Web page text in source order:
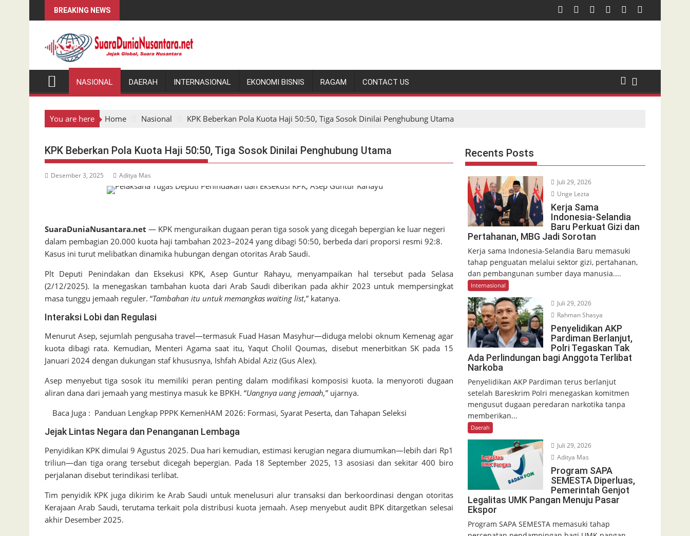
to
BREAKING NEWS
NASIONAL DAERAH INTERNASIONAL EKONOMI BISNIS RAGAM CONTACT US
You are here Home Nasional KPK Beberkan Pola Kuota Haji 50:50, Tiga Sosok Dinilai Penghubung Utama
KPK Beberkan Pola Kuota Haji 50:50, Tiga Sosok Dinilai Penghubung Utama
Desember 3, 2025 Aditya Mas
SuaraDuniaNusantara.net — KPK menguraikan dugaan peran tiga sosok yang dicegah bepergian ke luar negeri
dalam pembagian 20.000 kuota haji tambahan 2023–2024 yang dibagi 50:50, berbeda dari proporsi resmi 92:8.
Kasus ini turut melibatkan dinamika hubungan dengan otoritas Arab Saudi.
Plt Deputi Penindakan dan Eksekusi KPK, Asep Guntur Rahayu, menyampaikan hal tersebut pada Selasa
(2/12/2025). Ia menegaskan tambahan kuota dari Arab Saudi diberikan pada akhir 2023 untuk mempersingkat
masa tunggu jemaah reguler. “Tambahan itu untuk memangkas waiting list,” katanya.
Interaksi Lobi dan Regulasi
Menurut Asep, sejumlah pengusaha travel—termasuk Fuad Hasan Masyhur—diduga melobi oknum Kemenag agar
kuota dibagi rata. Kemudian, Menteri Agama saat itu, Yaqut Cholil Qoumas, disebut menerbitkan SK pada 15
Januari 2024 dengan dukungan staf khususnya, Ishfah Abidal Aziz (Gus Alex).
Asep menyebut tiga sosok itu memiliki peran penting dalam modifikasi komposisi kuota. Ia menyoroti dugaan
aliran dana dari jemaah yang mestinya masuk ke BPKH. “Uangnya uang jemaah,” ujarnya.
Baca Juga : Panduan Lengkap PPPK KemenHAM 2026: Formasi, Syarat Peserta, dan Tahapan Seleksi
Jejak Lintas Negara dan Penanganan Lembaga
Penyidikan KPK dimulai 9 Agustus 2025. Dua hari kemudian, estimasi kerugian negara diumumkan—lebih dari Rp1
triliun—dan tiga orang tersebut dicegah bepergian. Pada 18 September 2025, 13 asosiasi dan sekitar 400 biro
perjalanan disebut terindikasi terlibat.
Tim penyidik KPK juga dikirim ke Arab Saudi untuk menelusuri alur transaksi dan berkoordinasi dengan otoritas
Kerajaan Arab Saudi, terutama terkait pola distribusi kuota jemaah. Asep menyebut audit BPK ditargetkan selesai
akhir Desember 2025.
Recents Posts
Juli 29, 2026
Unge Lezta
Kerja Sama
Indonesia-Selandia
Baru Perkuat Gizi dan
Pertahanan, MBG Jadi Sorotan
Kerja sama Indonesia-Selandia Baru memasuki
tahap penguatan melalui sektor gizi, pertahanan,
dan pembangunan sumber daya manusia....
Internasional
Juli 29, 2026
Rahman Shasya
Penyelidikan AKP
Pardiman Berlanjut,
Polri Tegaskan Tak
Ada Perlindungan bagi Anggota Terlibat
Narkoba
Penyelidikan AKP Pardiman terus berlanjut
setelah Bareskrim Polri menegaskan komitmen
mengusut dugaan peredaran narkotika tanpa
memberikan...
Daerah
Juli 29, 2026
Aditya Mas
Program SAPA
SEMESTA Diperluas,
Pemerintah Genjot
Legalitas UMK Pangan Menuju Pasar
Ekspor
Program SAPA SEMESTA memasuki tahap